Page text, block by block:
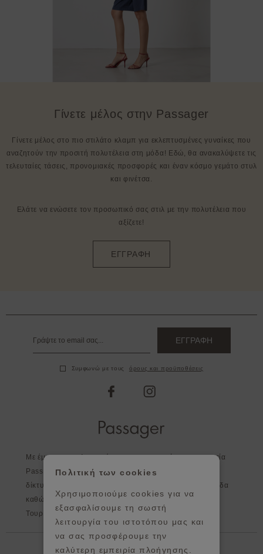
Γίνετε μέλος στην Passager
Γίνετε μέλος στο πιο στιλάτο κλαμπ για εκλεπτυσμένες γυναίκες που
αναζητούν την προσιτή πολυτέλεια στη μόδα! Εδώ, θα ανακαλύψετε τις
τελευταίες τάσεις, προνομιακές προσφορές και έναν κόσμο γεμάτο στυλ
και φινέτσα.
Ελάτε να ενώσετε τον προσωπικό σας στιλ με την πολυτέλεια που
αξίζετε!
ΕΓΓΡΑΦΗ
ΕΓΓΡΑΦΗ
Συμφωνώ με τους όρους και προϋποθέσεις
facebookinstagram
Με έμφαση στη λεπτομέρεια και στην ποιότητα η εταιρεία
Passager, εκτός από τα καταστήματα της, διευρύνει το
δίκτυο της σε επιλεγμένα καταστήματα σε όλη την Ελλάδα
καθώς και στο εξωτερικό - Κύπρος, Αγγλία, Ισπανία,
Τουρκία, Πορτογαλία, Ιρλανδία, Γερμανία.
Βοήθεια
Πολιτική των cookies
Χρησιμοποιούμε cookies για να
εξασφαλίσουμε τη σωστή
λειτουργία του ιστοτόπου μας και
να σας προσφέρουμε την
καλύτερη εμπειρία πλοήγησης.